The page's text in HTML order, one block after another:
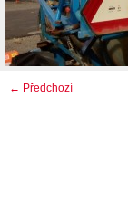
← Předchozí